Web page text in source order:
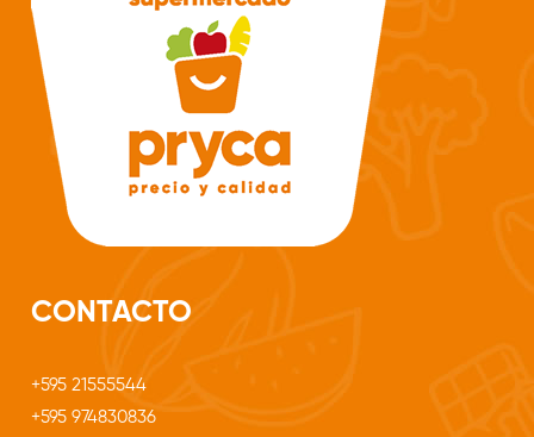
CONTACTO
+595 21555544
+595 974830836